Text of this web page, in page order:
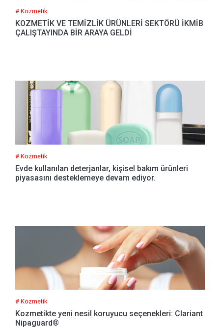
# Kozmetik
KOZMETİK VE TEMİZLİK ÜRÜNLERİ SEKTÖRÜ İKMİB
ÇALIŞTAYINDA BİR ARAYA GELDİ
# Kozmetik
Evde kullanılan deterjanlar, kişisel bakım ürünleri
piyasasını desteklemeye devam ediyor.
# Kozmetik
Kozmetikte yeni nesil koruyucu seçenekleri: Clariant
Nipaguard®